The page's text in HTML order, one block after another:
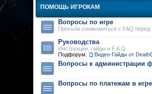
ПОМОЩЬ ИГРОКАМ
Вопросы по игре
Просьба ознакомиться с FAQ
Руководства
Инструкции, гайды и F.A.Q.
Подфорум:
Видео-Гайды от
Вопросы к администрации
Вопросы по платежам в игре